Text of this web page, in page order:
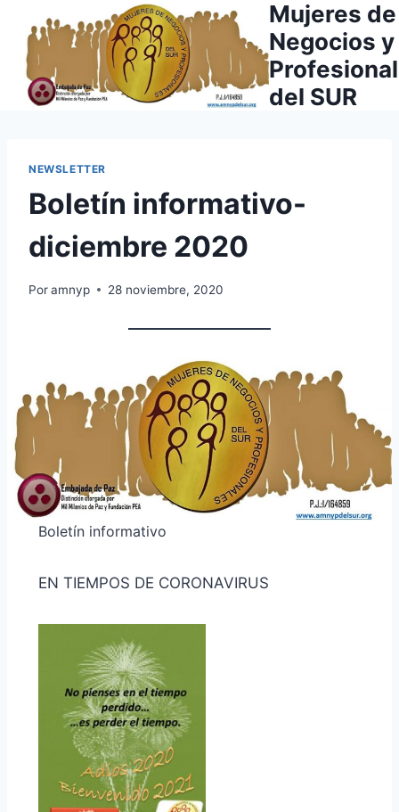
contenido
Mujeres de
Negocios y
del SUR
NEWSLETTER
Boletín informativo-
diciembre 2020
Poramnyp 28 noviembre, 2020
Boletín informativo
EN TIEMPOS DE CORONAVIRUS